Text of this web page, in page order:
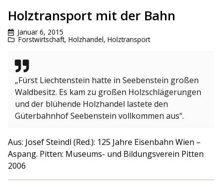
Holztransport mit der Bahn
Januar 6, 2015
Forstwirtschaft, Holzhandel, Holztransport
„Fürst Liechtenstein hatte in Seebenstein großen
Waldbesitz. Es kam zu großen Holzschlägerungen
und der blühende Holzhandel lastete den
Güterbahnhof Seebenstein vollkommen aus“.
Aus: Josef Steindl (Red.): 125 Jahre Eisenbahn Wien –
Aspang. Pitten: Museums- und Bildungsverein Pitten
2006